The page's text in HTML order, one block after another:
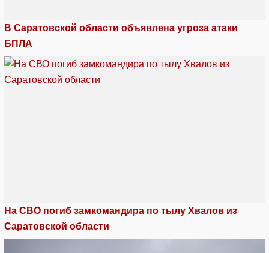
В Саратовской области объявлена угроза атаки
БПЛА
На СВО погиб замкомандира по тылу Хвалов из
Саратовской области